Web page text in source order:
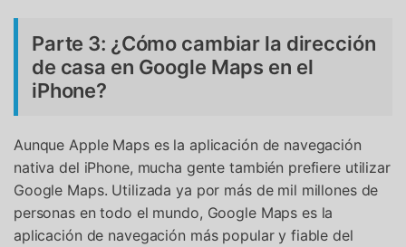
Parte 3: ¿Cómo cambiar la dirección
de casa en Google Maps en el
iPhone?
Aunque Apple Maps es la aplicación de navegación
nativa del iPhone, mucha gente también prefiere utilizar
Google Maps. Utilizada ya por más de mil millones de
personas en todo el mundo, Google Maps es la
aplicación de navegación más popular y fiable del